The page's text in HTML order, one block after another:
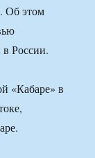
Об этом
в России.
«Кабаре» в